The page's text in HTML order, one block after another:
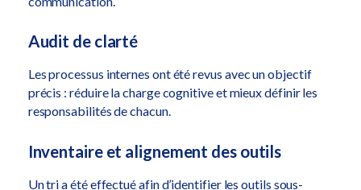
Audit de clarté
Les processus internes ont été revus avec un objectif
précis : réduire la charge cognitive et mieux définir les
responsabilités de chacun.
Inventaire et alignement des outils
Un tri a été effectué afin d’identifier les outils sous-